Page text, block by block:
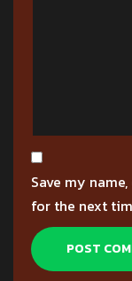
Save my
for the next